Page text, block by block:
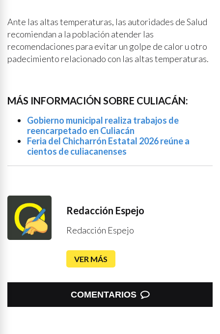
Ante las altas temperaturas, las autoridades de Salud
recomiendan a la población atender las
recomendaciones para evitar un golpe de calor u otro
padecimiento relacionado con las altas temperaturas.
MÁS INFORMACIÓN SOBRE CULIACÁN:
Gobierno municipal realiza trabajos de
reencarpetado en Culiacán
Feria del Chicharrón Estatal 2026 reúne a
cientos de culiacanenses
Redacción Espejo
Redacción Espejo
VER MÁS
COMENTARIOS